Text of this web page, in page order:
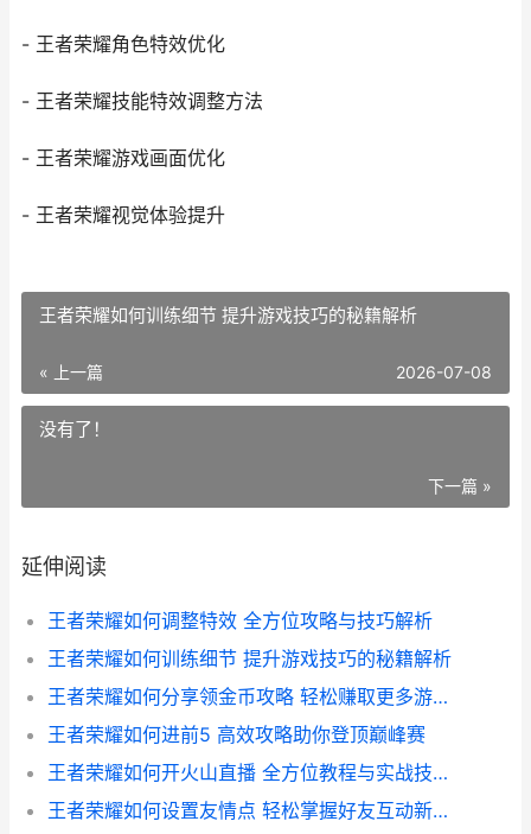
- 王者荣耀角色特效优化
- 王者荣耀技能特效调整方法
- 王者荣耀游戏画面优化
- 王者荣耀视觉体验提升
王者荣耀如何训练细节 提升游戏技巧的秘籍解析
« 上一篇 2026-07-08
没有了！
下一篇 »
延伸阅读
王者荣耀如何调整特效 全方位攻略与技巧解析
王者荣耀如何训练细节 提升游戏技巧的秘籍解析
王者荣耀如何分享领金币攻略 轻松赚取更多游戏金币秘籍大公开
王者荣耀如何进前5 高效攻略助你登顶巅峰赛
王者荣耀如何开火山直播 全方位教程与实战技巧解析
王者荣耀如何设置友情点 轻松掌握好友互动新技巧指南